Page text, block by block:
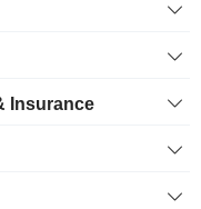
Insurance